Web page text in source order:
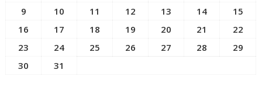
9
10 11 12 13 14
15
16
17 18 19 20 21
22
23
24 25 26 27 28
29
30
31